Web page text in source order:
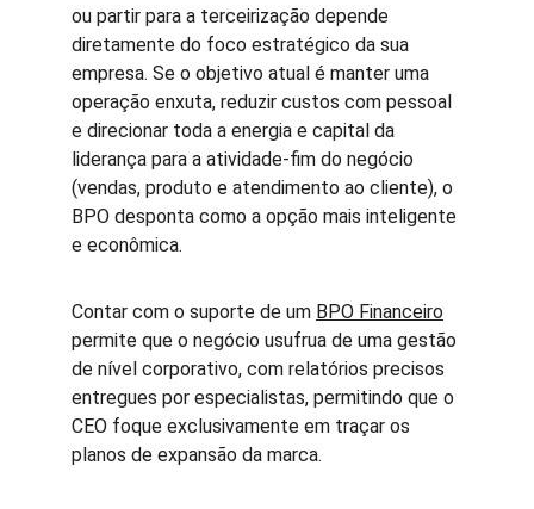
ou partir para a terceirização depende
diretamente do foco estratégico da sua
empresa. Se o objetivo atual é manter uma
operação enxuta, reduzir custos com pessoal
e direcionar toda a energia e capital da
liderança para a atividade-fim do negócio
(vendas, produto e atendimento ao cliente), o
BPO desponta como a opção mais inteligente
e econômica.
Contar com o suporte de um BPO Financeiro
permite que o negócio usufrua de uma gestão
de nível corporativo, com relatórios precisos
entregues por especialistas, permitindo que o
CEO foque exclusivamente em traçar os
planos de expansão da marca.